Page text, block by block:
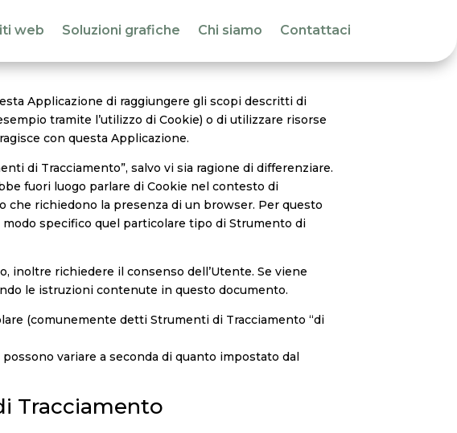
web Soluzioni grafiche Chi siamo Contattaci
Applicazione di raggiungere gli scopi descritti di
tramite l’utilizzo di Cookie) o di utilizzare risorse
con questa Applicazione.
di Tracciamento”, salvo vi sia ragione di differenziare.
fuori luogo parlare di Cookie nel contesto di
richiedono la presenza di un browser. Per questo
specifico quel particolare tipo di Strumento di
inoltre richiedere il consenso dell’Utente. Se viene
le istruzioni contenute in questo documento.
(comunemente detti Strumenti di Tracciamento “di
variare a seconda di quanto impostato dal
Tracciamento